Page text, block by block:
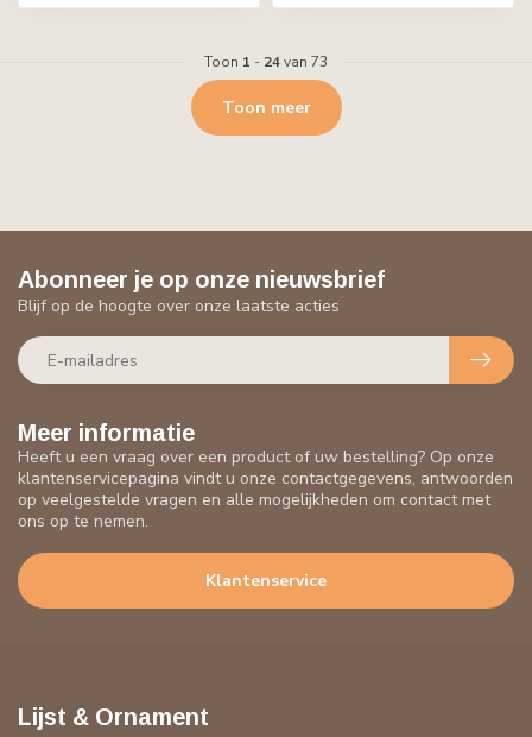
Toon 1 - 24van 73
Toon meer
Meer informatie
Heeft u een vraag over een product of uw bestelling? Op onze
klantenservicepagina vindt u onze contactgegevens, antwoorden
op veelgestelde vragen en alle mogelijkheden om contact met
ons op te nemen.
Klantenservice
Abonneer je op onze nieuwsbrief
Blijf op de hoogte over onze laatste acties
Lijst & Ornament